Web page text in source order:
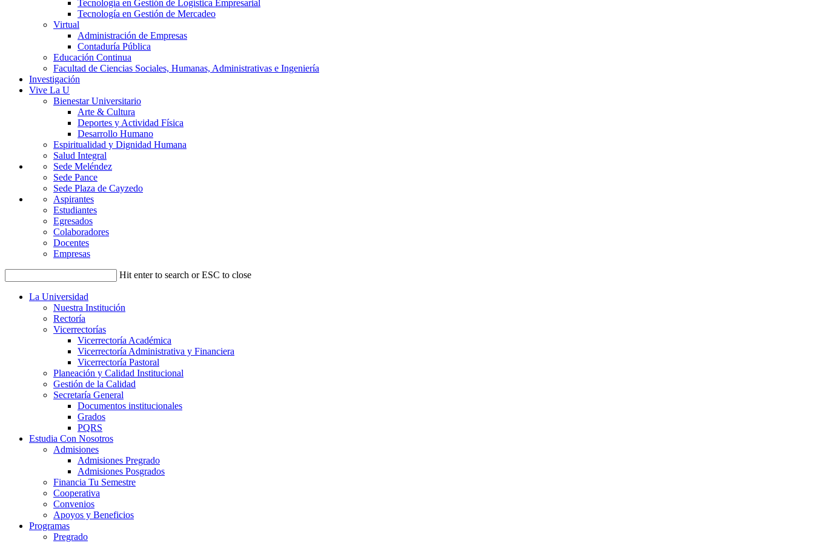
Tecnología en Gestión de Logística Empresarial
Tecnología en Gestión de Mercadeo
Virtual
Administración de Empresas
Contaduría Pública
Educación Continua
Facultad de Ciencias Sociales, Humanas, Administrativas e Ingeniería
Investigación
Vive La U
Bienestar Universitario
Arte & Cultura
Deportes y Actividad Física
Desarrollo Humano
Espiritualidad y Dignidad Humana
Salud Integral
Sede Meléndez
Sede Pance
Sede Plaza de Cayzedo
Aspirantes
Estudiantes
Egresados
Colaboradores
Docentes
Empresas
Hit enter to search or ESC to close
La Universidad
Nuestra Institución
Rectoría
Vicerrectorías
Vicerrectoría Académica
Vicerrectoría Administrativa y Financiera
Vicerrectoría Pastoral
Planeación y Calidad Institucional
Gestión de la Calidad
Secretaría General
Documentos institucionales
Grados
PQRS
Estudia Con Nosotros
Admisiones
Admisiones Pregrado
Admisiones Posgrados
Financia Tu Semestre
Cooperativa
Convenios
Apoyos y Beneficios
Programas
Pregrado